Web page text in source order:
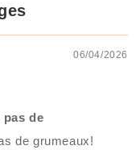
06/04/2026
de
de grumeaux!